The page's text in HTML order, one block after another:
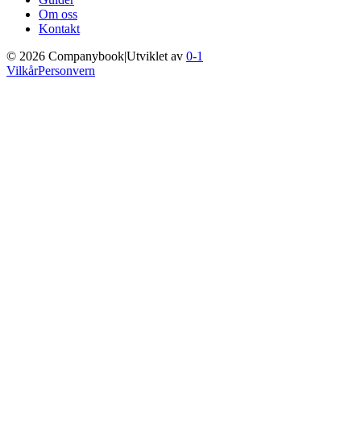
Om oss
Kontakt
© 2026 Companybook|Utviklet av 0-1
VilkårPersonvern